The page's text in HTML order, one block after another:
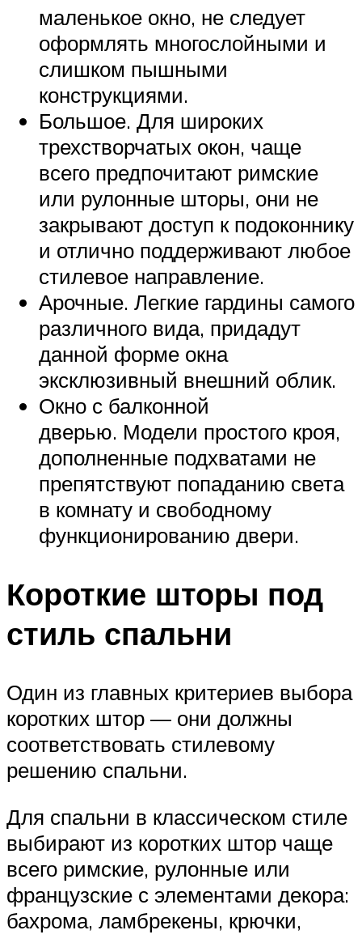
маленькое окно, не следует
оформлять многослойными и
слишком пышными
конструкциями.
Большое. Для широких
трехстворчатых окон, чаще
всего предпочитают римские
или рулонные шторы, они не
закрывают доступ к подоконнику
и отлично поддерживают любое
стилевое направление.
Арочные. Легкие гардины самого
различного вида, придадут
данной форме окна
эксклюзивный внешний облик.
Окно с балконной
дверью. Модели простого кроя,
дополненные подхватами не
препятствуют попаданию света
в комнату и свободному
функционированию двери.
Короткие шторы под
стиль спальни
Один из главных критериев выбора
коротких штор — они должны
соответствовать стилевому
решению спальни.
Для спальни в классическом стиле
выбирают из коротких штор чаще
всего римские, рулонные или
французские с элементами декора:
бахрома, ламбрекены, крючки,